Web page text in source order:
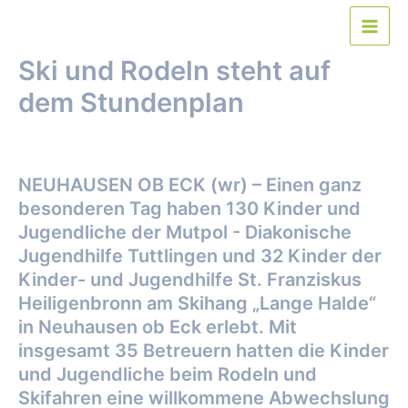
Main
Ski und Rodeln steht auf
dem Stundenplan
NEUHAUSEN OB ECK (wr) – Einen ganz
besonderen Tag haben 130 Kinder und
Jugendliche der Mutpol - Diakonische
Jugendhilfe Tuttlingen und 32 Kinder der
Kinder- und Jugendhilfe St. Franziskus
Heiligenbronn am Skihang „Lange Halde“
in Neuhausen ob Eck erlebt. Mit
insgesamt 35 Betreuern hatten die Kinder
und Jugendliche beim Rodeln und
Skifahren eine willkommene Abwechslung